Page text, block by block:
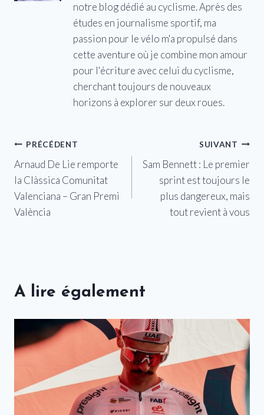
notre blog dédié au cyclisme. Après des
études en journalisme sportif, ma
passion pour le vélo m'a propulsé dans
cette aventure où je combine mon amour
pour l'écriture avec celui du cyclisme,
cherchant toujours de nouveaux
horizons à explorer sur deux roues.
Navigation
de
l’article
PRÉCÉDENT
Arnaud De Lie remporte
la Clàssica Comunitat
Valenciana – Gran Premi
València
SUIVANT
Sam Bennett : Le premier
sprint est toujours le
plus dangereux, mais
tout revient à vous
A lire également